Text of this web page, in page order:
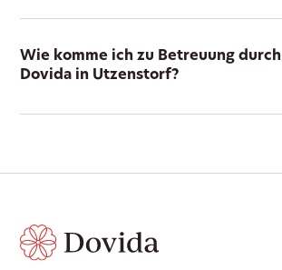
Wie komme ich zu Betreuung durch
Dovida in Utzenstorf?